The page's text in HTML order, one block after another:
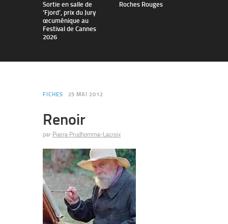
Sortie en salle de
’Fjord’, prix du Jury
œcuménique au
Festival de Cannes
2026
Roches Rouges
FICHES 25 MAI 2012
Renoir
par Pierre Prudhomme-Lacroix